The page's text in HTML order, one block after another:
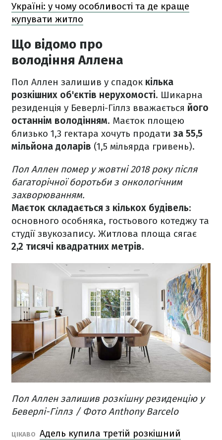
Україні: у чому особливості та де краще
купувати житло
Що відомо про
володіння Аллена
Пол Аллен залишив у спадок кілька
розкішних об'єктів нерухомості. Шикарна
резиденція у Беверлі-Гіллз вважається його
останнім володінням. Маєток площею
близько 1,3 гектара хочуть продатиза 55,5
мільйона доларів (1,5 мільярда гривень).
Пол Аллен помер у жовтні 2018 року після
багаторічної боротьби з онкологічним
захворюванням.
Маєток складається з кількох будівель:
основного особняка, гостьового котеджу та
студії звукозапису. Житлова площа сягає
2,2 тисячі квадратних метрів.
Пол Аллен залишив розкішну резиденцію у
Беверлі-Гіллз / Фото Anthony Barcelo
ЦІКАВО Адель купила третій розкішний